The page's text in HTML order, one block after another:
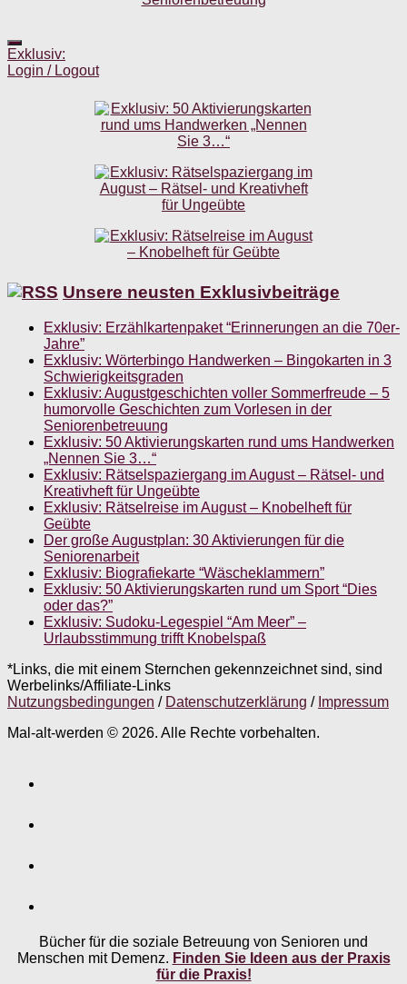
Exklusiv:
Login / Logout
Unsere neusten Exklusivbeiträge
Exklusiv: Erzählkartenpaket “Erinnerungen an die 70er-
Jahre”
Exklusiv: Wörterbingo Handwerken – Bingokarten in 3
Schwierigkeitsgraden
Exklusiv: Augustgeschichten voller Sommerfreude – 5
humorvolle Geschichten zum Vorlesen in der
Seniorenbetreuung
Exklusiv: 50 Aktivierungskarten rund ums Handwerken
„Nennen Sie 3…“
Exklusiv: Rätselspaziergang im August – Rätsel- und
Kreativheft für Ungeübte
Exklusiv: Rätselreise im August – Knobelheft für
Geübte
Der große Augustplan: 30 Aktivierungen für die
Seniorenarbeit
Exklusiv: Biografiekarte “Wäscheklammern”
Exklusiv: 50 Aktivierungskarten rund um Sport “Dies
oder das?”
Exklusiv: Sudoku-Legespiel “Am Meer” –
Urlaubsstimmung trifft Knobelspaß
*Links, die mit einem Sternchen gekennzeichnet sind, sind
Werbelinks/Affiliate-Links
Nutzungsbedingungen / Datenschutzerklärung / Impressum
Mal-alt-werden © 2026. Alle Rechte vorbehalten.
Bücher für die soziale Betreuung von Senioren und
Menschen mit Demenz. Finden Sie Ideen aus der Praxis
für die Praxis!